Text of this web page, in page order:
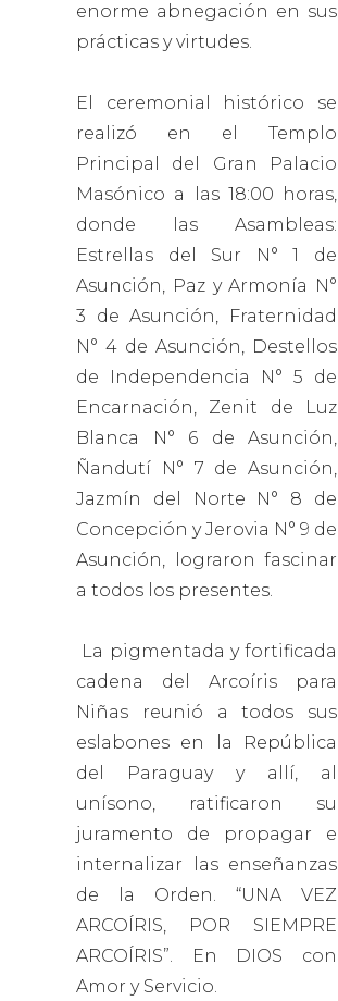
enorme abnegación en sus
prácticas y virtudes.
El ceremonial histórico se
realizó en el Templo
Principal del Gran Palacio
Masónico a las 18:00 horas,
donde las Asambleas:
Estrellas del Sur N° 1 de
Asunción, Paz y Armonía N°
3 de Asunción, Fraternidad
N° 4 de Asunción, Destellos
de Independencia N° 5 de
Encarnación, Zenit de Luz
Blanca N° 6 de Asunción,
Ñandutí N° 7 de Asunción,
Jazmín del Norte N° 8 de
Concepción y Jerovia N° 9 de
Asunción, lograron fascinar
a todos los presentes.
La pigmentada y fortificada
cadena del Arcoíris para
Niñas reunió a todos sus
eslabones en la República
del Paraguay y allí, al
unísono, ratificaron su
juramento de propagar e
internalizar las enseñanzas
de la Orden. “UNA VEZ
ARCOÍRIS, POR SIEMPRE
ARCOÍRIS”. En DIOS con
Amor y Servicio.